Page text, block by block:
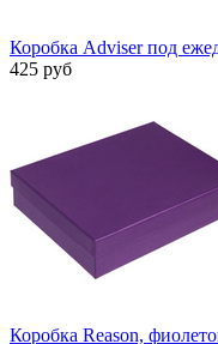
Коробка Adviser под
425 руб
Коробка Reason,